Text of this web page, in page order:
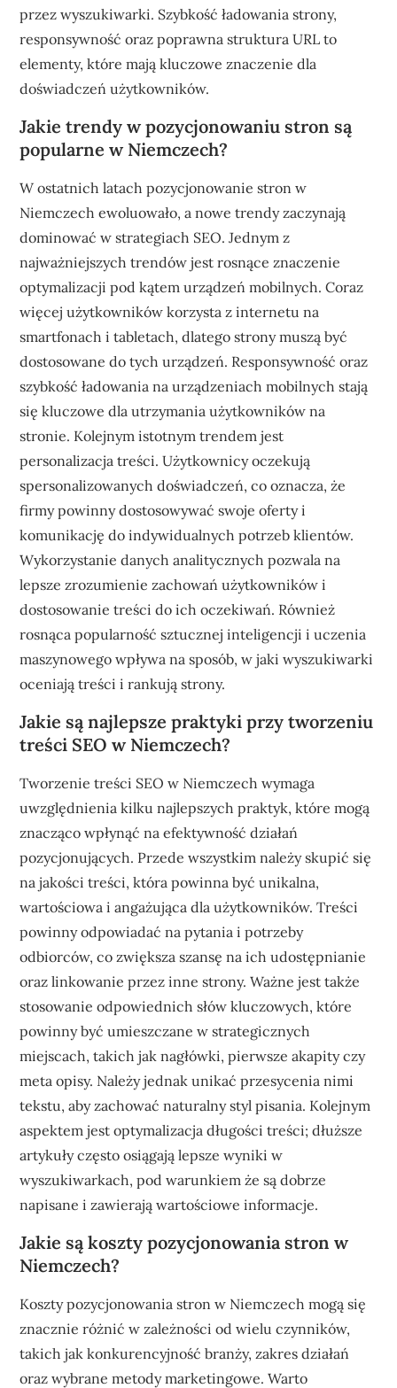
przez wyszukiwarki. Szybkość ładowania strony,
responsywność oraz poprawna struktura URL to
elementy, które mają kluczowe znaczenie dla
doświadczeń użytkowników.
Jakie trendy w pozycjonowaniu stron są
popularne w Niemczech?
W ostatnich latach pozycjonowanie stron w
Niemczech ewoluowało, a nowe trendy zaczynają
dominować w strategiach SEO. Jednym z
najważniejszych trendów jest rosnące znaczenie
optymalizacji pod kątem urządzeń mobilnych. Coraz
więcej użytkowników korzysta z internetu na
smartfonach i tabletach, dlatego strony muszą być
dostosowane do tych urządzeń. Responsywność oraz
szybkość ładowania na urządzeniach mobilnych stają
się kluczowe dla utrzymania użytkowników na
stronie. Kolejnym istotnym trendem jest
personalizacja treści. Użytkownicy oczekują
spersonalizowanych doświadczeń, co oznacza, że
firmy powinny dostosowywać swoje oferty i
komunikację do indywidualnych potrzeb klientów.
Wykorzystanie danych analitycznych pozwala na
lepsze zrozumienie zachowań użytkowników i
dostosowanie treści do ich oczekiwań. Również
rosnąca popularność sztucznej inteligencji i uczenia
maszynowego wpływa na sposób, w jaki wyszukiwarki
oceniają treści i rankują strony.
Jakie są najlepsze praktyki przy tworzeniu
treści SEO w Niemczech?
Tworzenie treści SEO w Niemczech wymaga
uwzględnienia kilku najlepszych praktyk, które mogą
znacząco wpłynąć na efektywność działań
pozycjonujących. Przede wszystkim należy skupić się
na jakości treści, która powinna być unikalna,
wartościowa i angażująca dla użytkowników. Treści
powinny odpowiadać na pytania i potrzeby
odbiorców, co zwiększa szansę na ich udostępnianie
oraz linkowanie przez inne strony. Ważne jest także
stosowanie odpowiednich słów kluczowych, które
powinny być umieszczane w strategicznych
miejscach, takich jak nagłówki, pierwsze akapity czy
meta opisy. Należy jednak unikać przesycenia nimi
tekstu, aby zachować naturalny styl pisania. Kolejnym
aspektem jest optymalizacja długości treści; dłuższe
artykuły często osiągają lepsze wyniki w
wyszukiwarkach, pod warunkiem że są dobrze
napisane i zawierają wartościowe informacje.
Jakie są koszty pozycjonowania stron w
Niemczech?
Koszty pozycjonowania stron w Niemczech mogą się
znacznie różnić w zależności od wielu czynników,
takich jak konkurencyjność branży, zakres działań
oraz wybrane metody marketingowe. Warto